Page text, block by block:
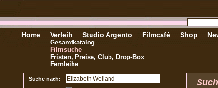
Home Verleih
Gesamtkatalog
Filmsuche
Fristen, Preise, Club, Drop-Box
Fernleihe
Studio Argento Filmcafé Shop
Suche nach: